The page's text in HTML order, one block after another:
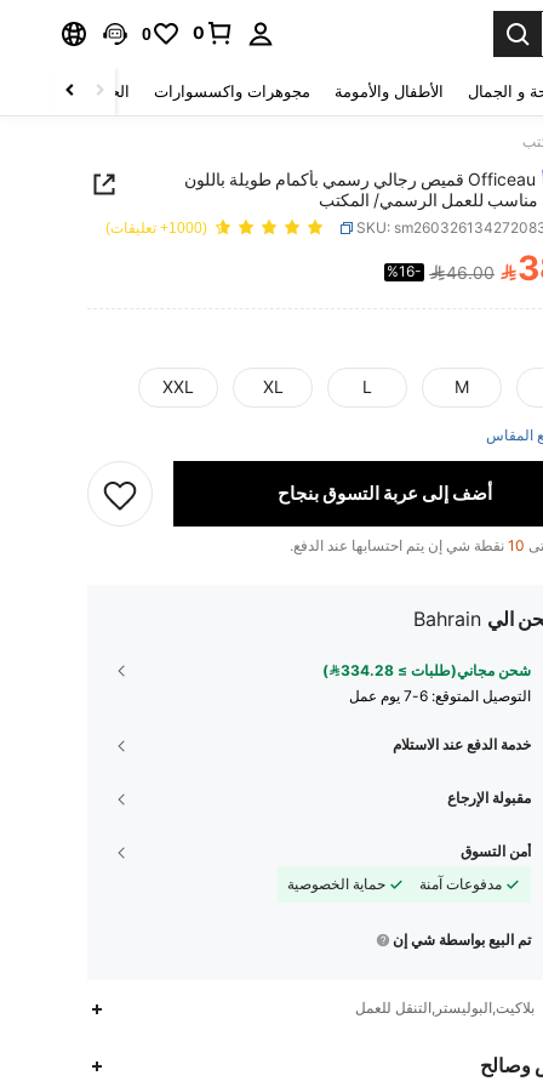
0
0
و الجمال الأطفال والأمومة مجوهرات واكسسوارات الحقائب والأمتعة
Officeau قميص رجالي رسمي بأكمام طويلة باللون
مناسب للعمل الرسمي/ المكتب
SKU: (1000+ تعليقات)
PRICE AND 
46.00
%16-
M
L
XL
XXL
المقاس
أضف إلى عربة التسوق بنجاح
10 نقطة شي إن يتم احتسابها عند الدفع.
الي Bahrain
شحن مجاني(طلبات ≥ 334.28)
التوصيل المتوقع: 6-7 يوم عمل
خدمة الدفع عند الاستلام
مقبولة الإرجاع
أمن التسوق
مدفوعات آمنة
حماية الخصوصية
تم البيع بواسطة شي إن
بلاكيت,البوليستر,التنقل للعمل
وصالح